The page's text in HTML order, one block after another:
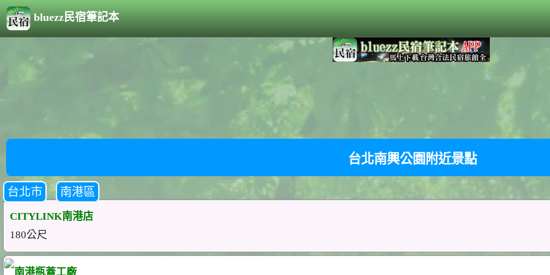
bluezz民宿筆記本
台北南興公園附近景點
台北市 南港區
CITYLINK南港店
180公尺
南港瓶蓋工廠